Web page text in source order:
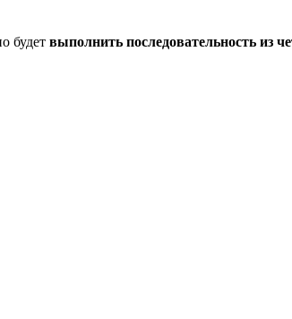
будет выполнить последовательность из